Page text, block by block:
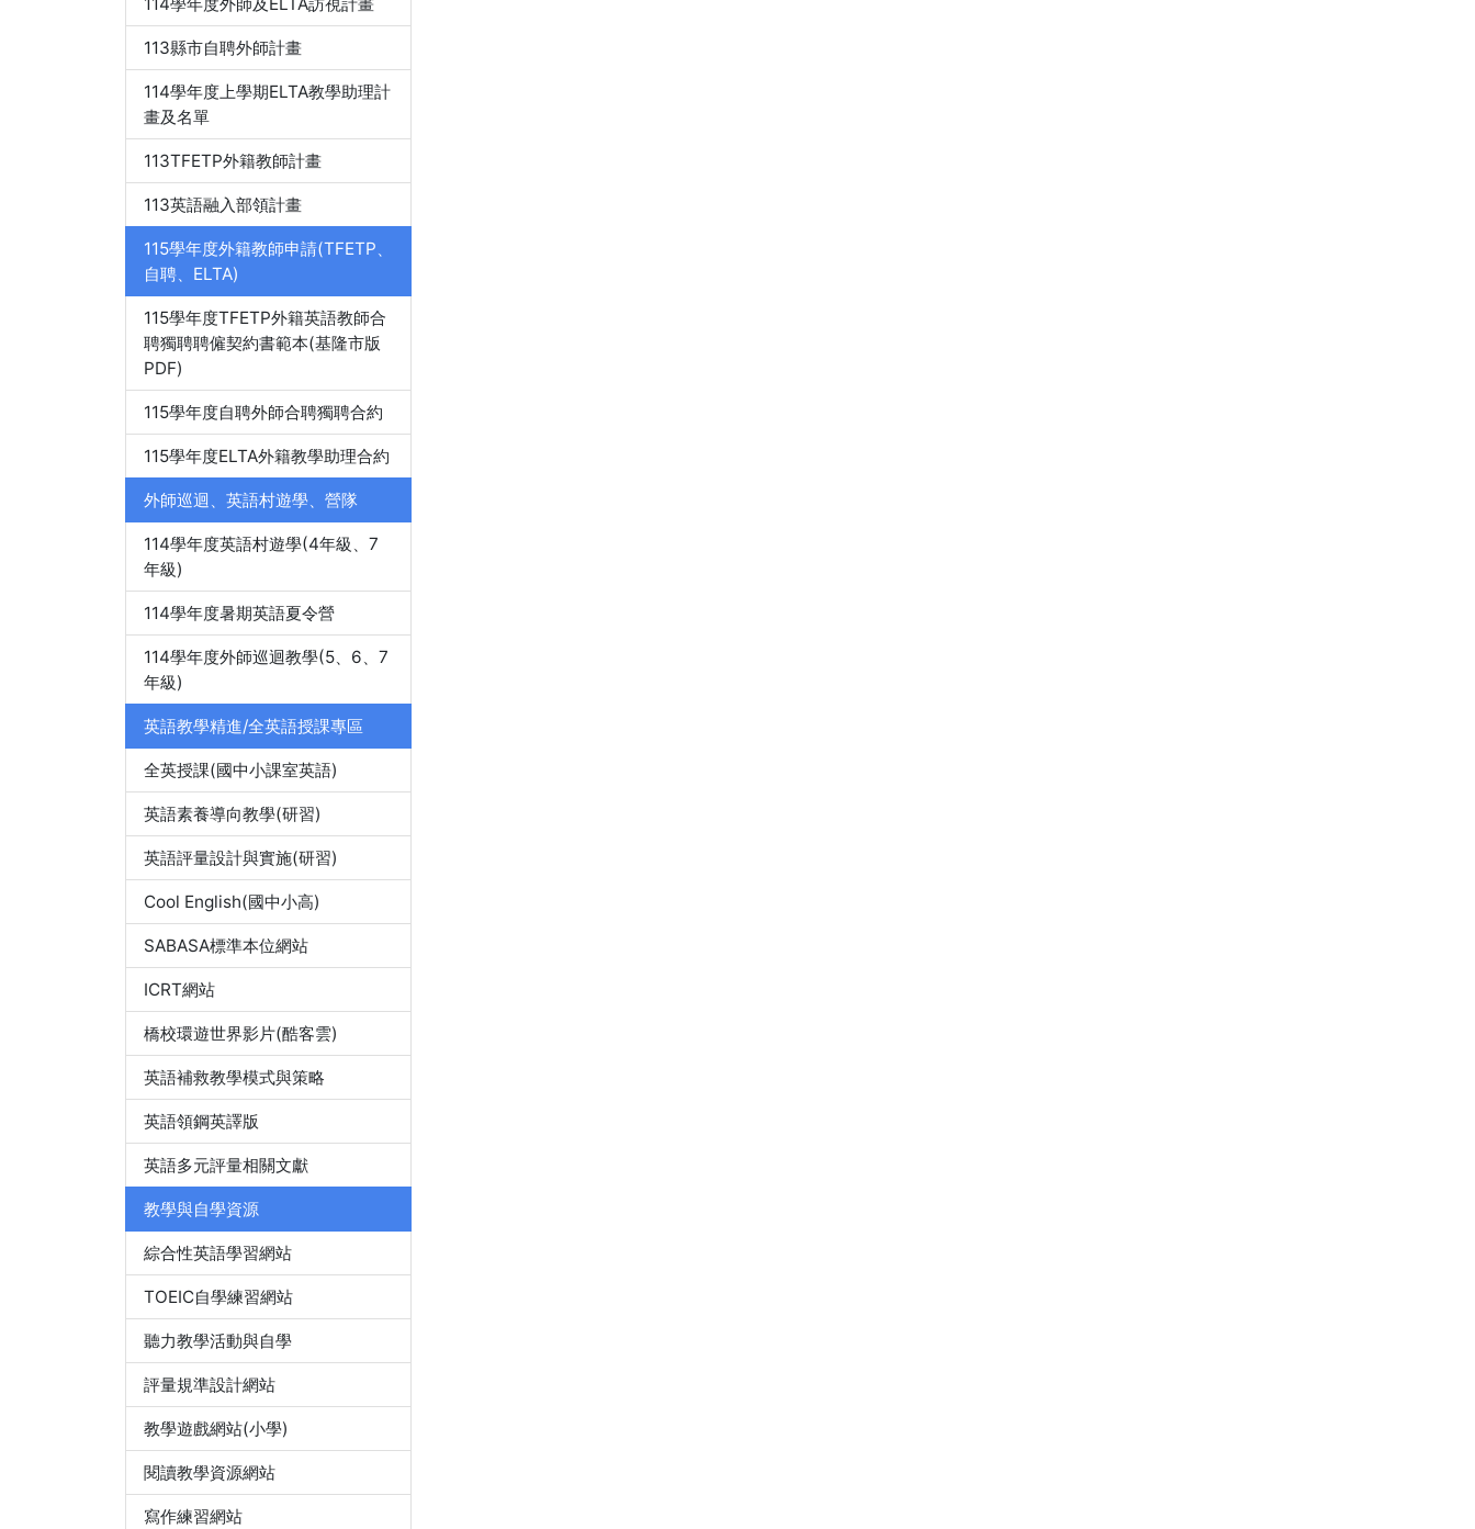
113縣市自聘外師計畫
114學年度上學期ELTA教學助理計
畫及名單
113TFETP外籍教師計畫
113英語融入部領計畫
115學年度外籍教師申請(TFETP、
自聘、ELTA)
115學年度TFETP外籍英語教師合
聘獨聘聘僱契約書範本(基隆市版
PDF)
115學年度自聘外師合聘獨聘合約
115學年度ELTA外籍教學助理合約
外師巡迴、英語村遊學、營隊
114學年度英語村遊學(4年級、7
年級)
114學年度暑期英語夏令營
114學年度外師巡迴教學(5、6、7
年級)
英語教學精進/全英語授課專區
全英授課(國中小課室英語)
英語素養導向教學(研習)
英語評量設計與實施(研習)
Cool English(國中小高)
SABASA標準本位網站
ICRT網站
橋校環遊世界影片(酷客雲)
英語補救教學模式與策略
英語領鋼英譯版
英語多元評量相關文獻
教學與自學資源
綜合性英語學習網站
TOEIC自學練習網站
聽力教學活動與自學
評量規準設計網站
教學遊戲網站(小學)
閱讀教學資源網站
寫作練習網站